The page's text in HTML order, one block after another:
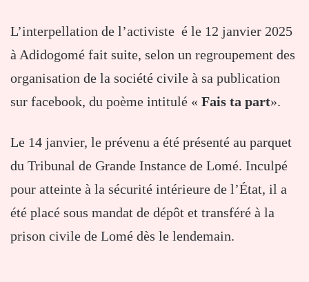
L’interpellation de l’activiste é le 12 janvier 2025
à Adidogomé fait suite, selon un regroupement des
organisation de la société civile à sa publication
sur facebook, du poème intitulé « Fais ta part».
Le 14 janvier, le prévenu a été présenté au parquet
du Tribunal de Grande Instance de Lomé. Inculpé
pour atteinte à la sécurité intérieure de l’État, il a
été placé sous mandat de dépôt et transféré à la
prison civile de Lomé dès le lendemain.